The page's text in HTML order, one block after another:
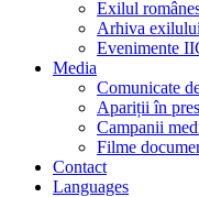
Exilul
Arhiva exilului
Evenimente
Media
Comunicate
Apariții în
Campanii
Filme
Contact
Languages